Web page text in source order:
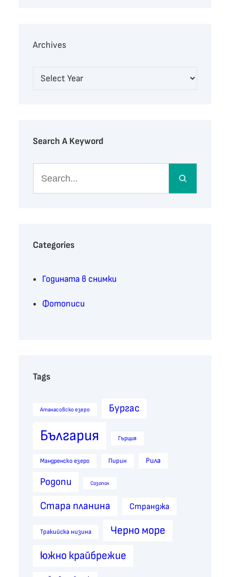
Archives
Search A Keyword
h
Categories
Годината в снимки
Фотописи
Tags
Атанасовско езеро Бургас
България Гърция
Мандренско езеро Пирин Рила
Родопи Созопол
Стара планина Странджа
Тракийска низина
Черно море
южно крайбрежие